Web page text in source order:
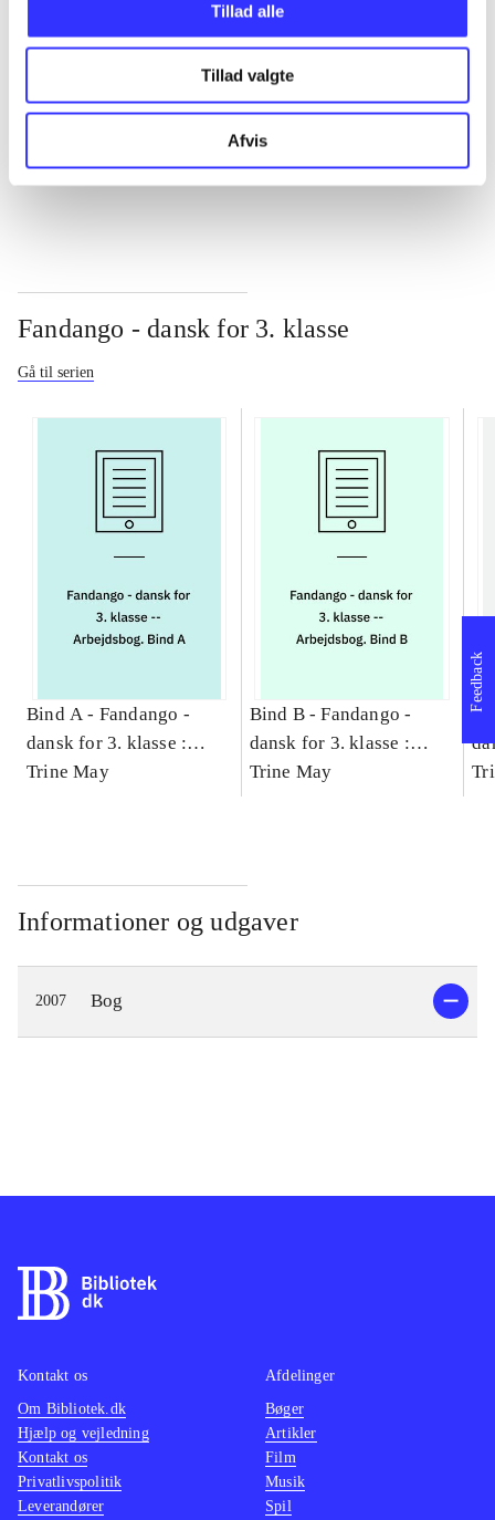
Tillad alle
Tillad valgte
Afvis
Fandango - dansk for 3. klasse
Gå til serien
Bind A - Fandango -
dansk for 3. klasse :
grundbog -- Arbejdsbog.
Trine May
Bind B -Fandango -
dansk for 3. klasse :
grundbog -- Arbejdsbog.
Trine May
Informationer og udgaver
2007 Bog
Feedback
Kontakt os
Om Bibliotek.dk
Hjælp og vejledning
Kontakt os
Privatlivspolitik
Leverandører
Afdelinger
Bøger
Artikler
Film
Musik
Spil